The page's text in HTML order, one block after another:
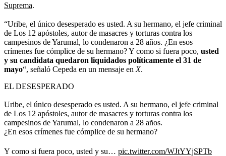
Suprema.
“Uribe, el único desesperado es usted. A su hermano, el jefe criminal
de Los 12 apóstoles, autor de masacres y torturas contra los
campesinos de Yarumal, lo condenaron a 28 años. ¿En esos
crímenes fue cómplice de su hermano? Y como si fuera poco, usted
y su candidata quedaron liquidados políticamente el 31 de
mayo“, señaló Cepeda en un mensaje en X.
EL DESESPERADO
Uribe, el único desesperado es usted. A su hermano, el jefe criminal
de Los 12 apóstoles, autor de masacres y torturas contra los
campesinos de Yarumal, lo condenaron a 28 años.
¿En esos crímenes fue cómplice de su hermano?
Y como si fuera poco, usted y su… pic.twitter.com/WJtYYjSPTb